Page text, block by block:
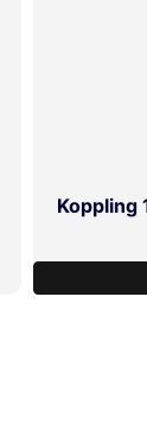
Koppling